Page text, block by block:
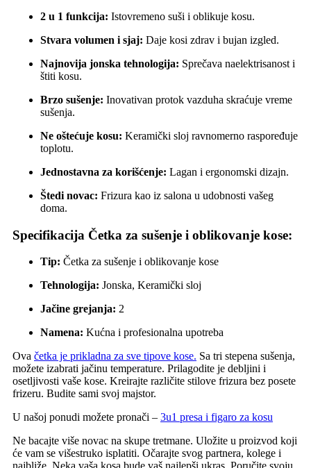
2 u 1 funkcija: Istovremeno suši i oblikuje kosu.
Stvara volumen i sjaj: Daje kosi zdrav i bujan izgled.
Najnovija jonska tehnologija: Sprečava naelektrisanost i
štiti kosu.
Brzo sušenje: Inovativan protok vazduha skraćuje vreme
sušenja.
Ne oštećuje kosu: Keramički sloj ravnomerno raspoređuje
toplotu.
Jednostavna za korišćenje: Lagan i ergonomski dizajn.
Štedi novac: Frizura kao iz salona u udobnosti vašeg
doma.
Specifikacija Četka za sušenje i oblikovanje kose:
Tip: Četka za sušenje i oblikovanje kose
Tehnologija: Jonska, Keramički sloj
Jačine grejanja: 2
Namena: Kućna i profesionalna upotreba
Ova četka je prikladna za sve tipove kose. Sa tri stepena sušenja,
možete izabrati jačinu temperature. Prilagodite je debljini i
osetljivosti vaše kose. Kreirajte različite stilove frizura bez posete
frizeru. Budite sami svoj majstor.
U našoj ponudi možete pronači – 3u1 presa i figaro za kosu
Ne bacajte više novac na skupe tretmane. Uložite u proizvod koji
će vam se višestruko isplatiti. Očarajte svog partnera, kolege i